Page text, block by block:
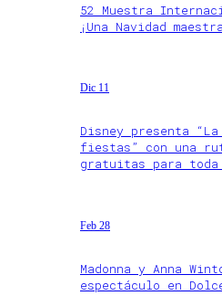
52 Muestra
¡Una Navidad maestra
Dic 11
Disney presenta
fiestas” con una
gratuitas para
Feb 28
Madonna y Anna
espectáculo en